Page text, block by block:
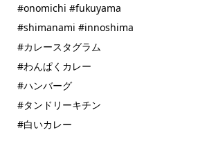
#onomichi #fukuyama
#shimanami #innoshima
#カレースタグラム
#わんぱくカレー
#ハンバーグ
#タンドリーキチン
#白いカレー